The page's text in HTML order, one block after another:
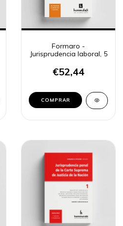
Formaro -
Jurisprudencia laboral, 5
€52,44
COMPRAR